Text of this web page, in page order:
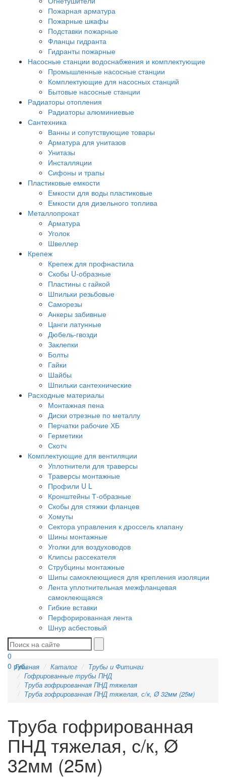
Пожарная арматура
Пожарные шкафы
Подставки пожарные
Фланцы гидранта
Гидранты пожарные
Насосные станции водоснабжения и комплектующие
Промышленные насосные станции
Комплектующие для насосных станций
Бытовые насосные станции
Радиаторы отопления
Радиаторы алюминиевые
Сантехника
Ванны и сопутствующие товары
Арматура для унитазов
Унитазы
Инсталляции
Сифоны и трапы
Пластиковые емкости
Емкости для воды пластиковые
Емкости для дизельного топлива
Металлопрокат
Арматура
Уголок
Швеллер
Крепеж
Крепеж для профнастила
Скобы U-образные
Пластины с гайкой
Шпильки резьбовые
Саморезы
Анкеры забивные
Цанги латунные
Дюбель-гвозди
Заклепки
Болты
Гайки
Шайбы
Шпильки сантехнические
Расходные материалы
Монтажная пена
Диски отрезные по металлу
Перчатки рабочие ХБ
Герметики
Скотч
Комплектующие для вентиляции
Уплотнители для траверсы
Траверсы монтажные
Профили U L
Кронштейны Т-образные
Скобы для стяжки фланцев
Хомуты
Сектора управления к дроссель клапану
Шины монтажные
Уголки для воздуховодов
Клипсы рассекателя
Струбцины монтажные
Шипы самоклеющиеся для крепления изоляции
Лента уплотнительная межфланцевая
самоклеющаяся
Гибкие вставки
Перфорированная лента
Шнур асбестовый
0
0 руб.
Главная Каталог
Трубы и Фитинги
Гофрированные трубы ПНД
Труба гофрированная ПНД тяжелая
Труба гофрированная ПНД тяжелая, с/к, Ø 32мм (25м)
Труба гофрированная
ПНД тяжелая, с/к, Ø
32мм (25м)